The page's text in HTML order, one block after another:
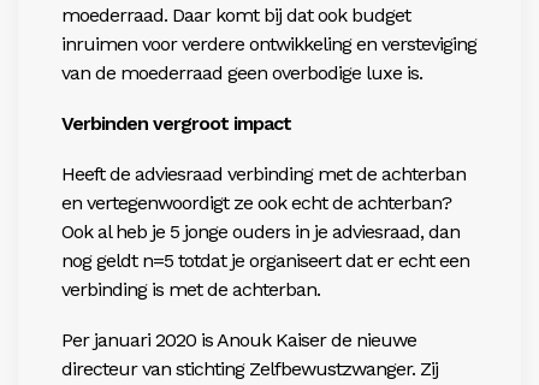
moederraad. Daar komt bij dat ook budget
inruimen voor verdere ontwikkeling en versteviging
van de moederraad geen overbodige luxe is.
Verbinden vergroot impact
Heeft de adviesraad verbinding met de achterban
en vertegenwoordigt ze ook echt de achterban?
Ook al heb je 5 jonge ouders in je adviesraad, dan
nog geldt n=5 totdat je organiseert dat er echt een
verbinding is met de achterban.
Per januari 2020 is Anouk Kaiser de nieuwe
directeur van stichting Zelfbewustzwanger. Zij